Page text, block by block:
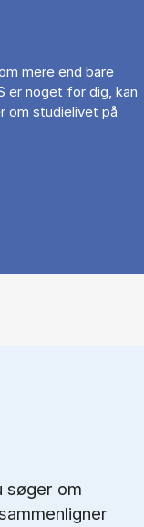
mere end bare
er noget for dig, kan
om studielivet på
søger om